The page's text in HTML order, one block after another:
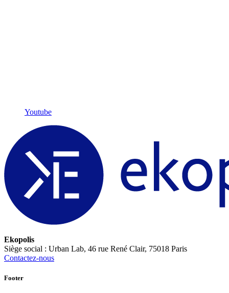
Youtube
Ekopolis
Siège social : Urban Lab, 46 rue René Clair, 75018 Paris
Contactez-nous
Footer